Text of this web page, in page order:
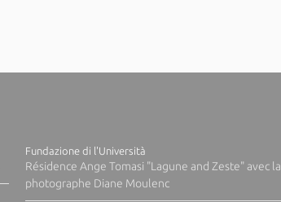
Fundazione di l'Università
Résidence Ange Tomasi "Lagune and Zeste" avec la
photographe Diane Moulenc